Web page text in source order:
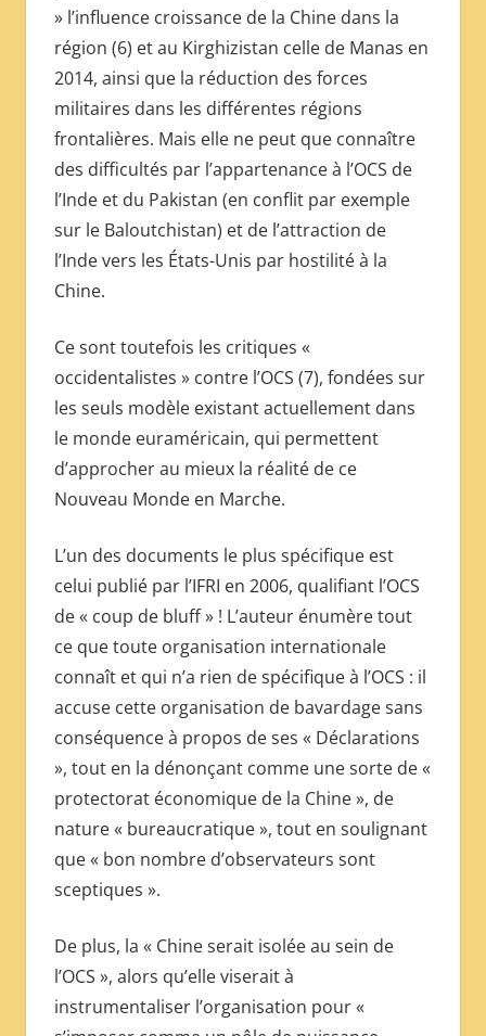
» l’influence croissance de la Chine dans la
région (6) et au Kirghizistan celle de Manas en
2014, ainsi que la réduction des forces
militaires dans les différentes régions
frontalières. Mais elle ne peut que connaître
des difficultés par l’appartenance à l’OCS de
l’Inde et du Pakistan (en conflit par exemple
sur le Baloutchistan) et de l’attraction de
l’Inde vers les États-Unis par hostilité à la
Chine.
Ce sont toutefois les critiques «
occidentalistes » contre l’OCS (7), fondées sur
les seuls modèle existant actuellement dans
le monde euraméricain, qui permettent
d’approcher au mieux la réalité de ce
Nouveau Monde en Marche.
L’un des documents le plus spécifique est
celui publié par l’IFRI en 2006, qualifiant l’OCS
de « coup de bluff » ! L’auteur énumère tout
ce que toute organisation internationale
connaît et qui n’a rien de spécifique à l’OCS : il
accuse cette organisation de bavardage sans
conséquence à propos de ses « Déclarations
», tout en la dénonçant comme une sorte de «
protectorat économique de la Chine », de
nature « bureaucratique », tout en soulignant
que « bon nombre d’observateurs sont
sceptiques ».
De plus, la « Chine serait isolée au sein de
l’OCS », alors qu’elle viserait à
instrumentaliser l’organisation pour «